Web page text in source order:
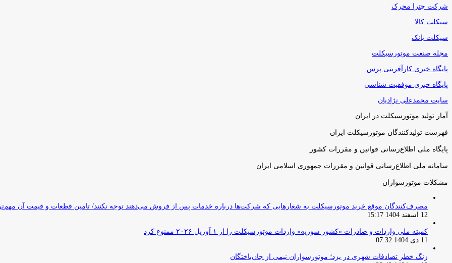
شرکت چترا محرک
سیکلت کالا
سیکلت بانک
مجله صنعت موتورسیکلت
پایگاه خبری کارآفرینی پرس
پایگاه خبری موفقیت شناسی
سایت محمدعلی نژادیان
آمار تولید موتورسیکلت در ایران
فهرست تولیدکنندگان موتورسیکلت ایران
پایگاه ملی اطلاع‌رسانی قوانین و مقررات کشور
سامانه ملی اطلاع‌رسانی قوانین و مقررات جمهوری اسلامی ایران
مشکلات موتورسواران
مصرف‌کنندگان موقع خرید موتورسیکلت به شعارهایی که شرکت‌ها درباره خدمات پس از فروش می‌دهند توجه نکنند/ تامین قطعات و قیمت آن
12 اسفند 1404 15:17
کمیته ملی واردات و صادرات «کشور سوریه» واردات موتورسیکلت را از ۱ آوریل ۲۰۲۶ ممنوع کرد
11 دی 1404 07:32
زنگ خطر تصادفات شهری در یزد؛ موتورسواران نیمی از جان‌باختگان